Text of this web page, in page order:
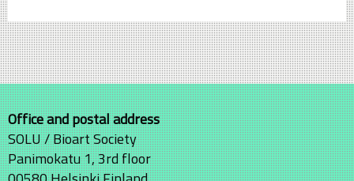
Office and postal address
SOLU / Bioart Society
Panimokatu 1, 3rd floor